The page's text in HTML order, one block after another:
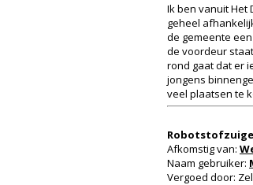
Ik ben vanuit Het
geheel
de gemeente
de voordeur
rond gaat dat er
jongens
veel plaatsen te
Afkomstig van:
Naam gebruiker:
Vergoed door: